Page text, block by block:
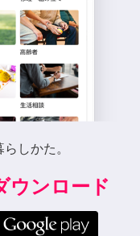
しかた。
ウンロード